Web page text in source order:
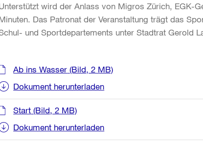
wird der Anlass von Migros Zürich, EGK-
Das Patronat der Veranstaltung trägt das
und Sportdepartements unter Stadtrat Gerold
Ab ins Wasser (Bild, 2 MB)
Dokument herunterladen
Start (Bild, 2 MB)
Dokument herunterladen